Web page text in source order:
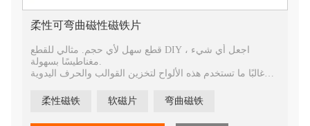
柔性可弯曲磁性磁铁片
قطع سهل لأي حجم. مثالي للقطع DIY ، اجعل أي شيء
مغناطيسًا بسهولة.
غالبًا ما تستخدم هذه الألواح لتخزين القوالب والحرف اليدوية
أوراق مغناطيسية مرنة ، لاصقة ، قابلة للطباعة. مغناطيس
柔性磁铁 软磁片 弯曲磁铁